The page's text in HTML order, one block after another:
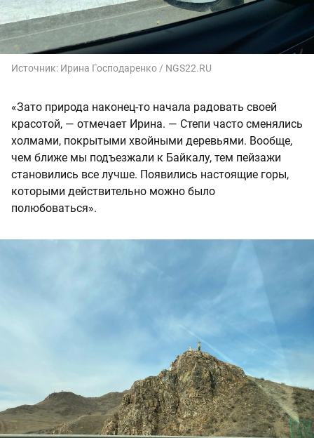
Источник: Ирина Господаренко / NGS22.RU
«Зато природа наконец-то начала радовать своей
красотой, — отмечает Ирина. — Степи часто сменялись
холмами, покрытыми хвойными деревьями. Вообще,
чем ближе мы подъезжали к Байкалу, тем пейзажи
становились все лучше. Появились настоящие горы,
которыми действительно можно было
полюбоваться».